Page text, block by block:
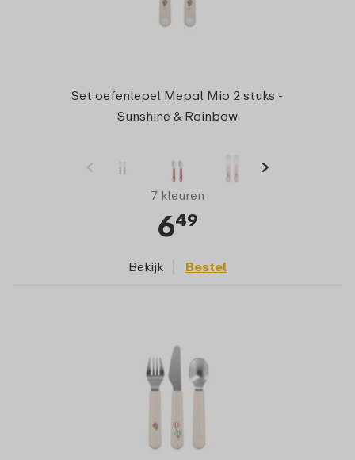
Set oefenlepel Mepal Mio 2 stuks -
Sunshine & Rainbow
7 kleuren
649
Bekijk Bestel